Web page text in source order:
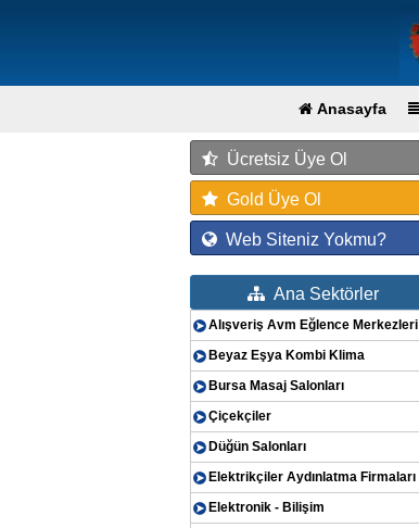
Anasayfa
Ücretsiz Üye Ol
Gold Üye Ol
Web Siteniz Yokmu?
Ana Sektörler
Alışveriş Avm Eğlence Merkezleri
Beyaz Eşya Kombi Klima
Bursa Masaj Salonları
Çiçekçiler
Düğün Salonları
Elektrikçiler Aydınlatma Firmaları
Elektronik - Bilişim